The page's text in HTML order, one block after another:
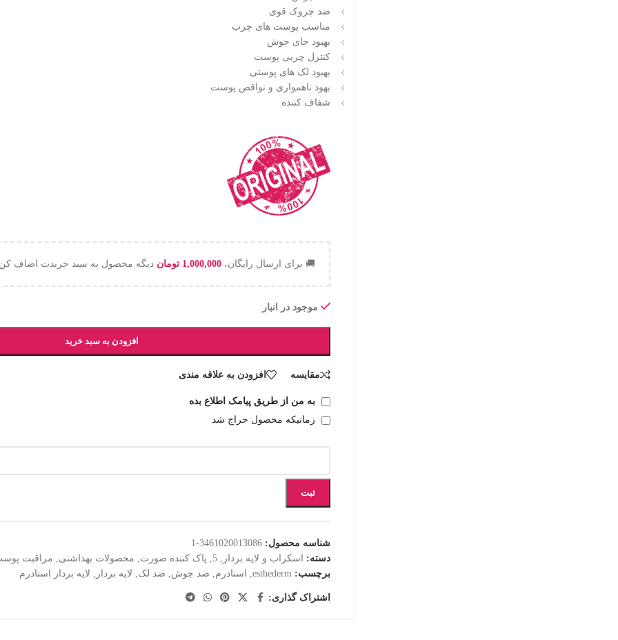
ضد چروک قوی
مناسب پوست های چرب
بهبود جای جوش
کنترل چربی پوست
بهبود لک های پوستی
بهود ناهمواری و نواقص پوست
شفاف کننده
🚚 برای ارسال رایگان، 1,000,000 تومان دیگه محصول به سبد خریدت اضاف
موجود در انبار
افزودن به سبد خرید
مقایسه افزودن به علاقه مندی
به من از طریق پیامک اطلاع بده
زمانیکه محصول حراج شد
ثبت
شناسه محصول: 3461020013086-1
دسته:
اسکراب و لايه بردار ,
5
, پاک کننده صورت, محصولات بهداشتی, مراقبت
برچسب: esthederm
, استادرم, ضد جوش, ضد لک, لایه بردار , لایه بردار استادرم
اشتراک گذاری: